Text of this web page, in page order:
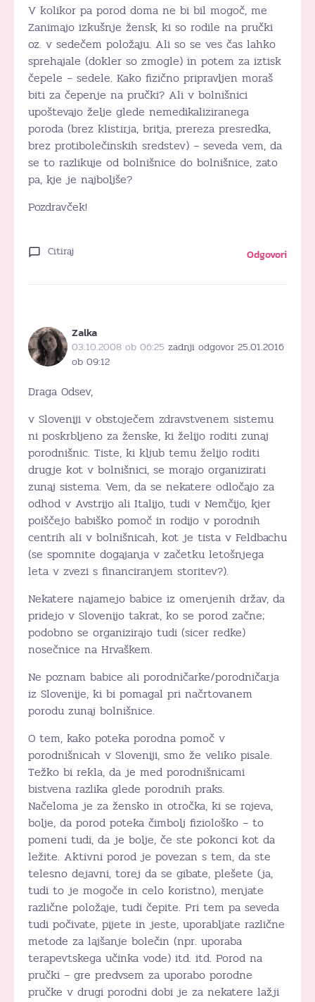
V kolikor pa porod doma ne bi bil mogoč, me
Zanimajo izkušnje žensk, ki so rodile na pručki
oz. v sedečem položaju. Ali so se ves čas lahko
sprehajale (dokler so zmogle) in potem za iztisk
čepele – sedele. Kako fizično pripravljen moraš
biti za čepenje na pručki? Ali v bolnišnici
upoštevajo želje glede nemedikaliziranega
poroda (brez klistirja, britja, prereza presredka,
brez protibolečinskih sredstev) – seveda vem, da
se to razlikuje od bolnišnice do bolnišnice, zato
pa, kje je najboljše?
Pozdravček!
Citiraj Odgovori
Zalka
03.10.2008 ob 06:25 zadnji odgovor 25.01.2016
ob 09:12
Draga Odsev,
v Sloveniji v obstoječem zdravstvenem sistemu
ni poskrbljeno za ženske, ki želijo roditi zunaj
porodnišnic. Tiste, ki kljub temu želijo roditi
drugje kot v bolnišnici, se morajo organizirati
zunaj sistema. Vem, da se nekatere odločajo za
odhod v Avstrijo ali Italijo, tudi v Nemčijo, kjer
poiščejo babiško pomoč in rodijo v porodnih
centrih ali v bolnišnicah, kot je tista v Feldbachu
(se spomnite dogajanja v začetku letošnjega
leta v zvezi s financiranjem storitev?).
Nekatere najamejo babice iz omenjenih držav, da
pridejo v Slovenijo takrat, ko se porod začne;
podobno se organizirajo tudi (sicer redke)
nosečnice na Hrvaškem.
Ne poznam babice ali porodničarke/porodničarja
iz Slovenije, ki bi pomagal pri načrtovanem
porodu zunaj bolnišnice.
O tem, kako poteka porodna pomoč v
porodnišnicah v Sloveniji, smo že veliko pisale.
Težko bi rekla, da je med porodnišnicami
bistvena razlika glede porodnih praks.
Načeloma je za žensko in otročka, ki se rojeva,
bolje, da porod poteka čimbolj fiziološko – to
pomeni tudi, da je bolje, če ste pokonci kot da
ležite. Aktivni porod je povezan s tem, da ste
telesno dejavni, torej da se gibate, plešete (ja,
tudi to je mogoče in celo koristno), menjate
različne položaje, tudi čepite. Pri tem pa seveda
tudi počivate, pijete in jeste, uporabljate različne
metode za lajšanje bolečin (npr. uporaba
terapevtskega učinka vode) itd. itd. Porod na
pručki – gre predvsem za uporabo porodne
pručke v drugi porodni dobi je za nekatere lažji